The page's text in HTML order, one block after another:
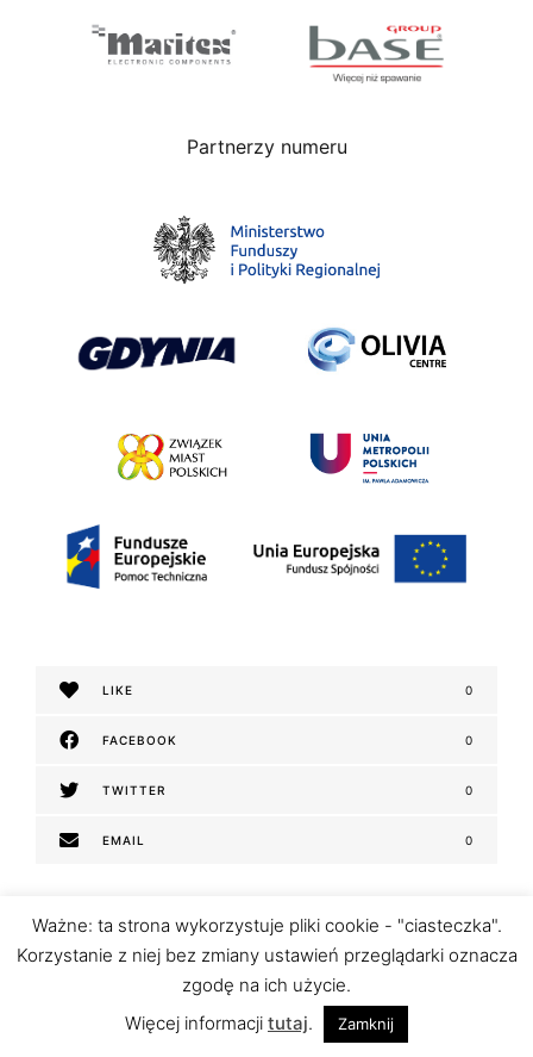
Partnerzy numeru
LIKE 0
FACEBOOK 0
TWITTER 0
EMAIL 0
Ważne: ta strona wykorzystuje pliki cookie - "ciasteczka".
Korzystanie z niej bez zmiany ustawień przeglądarki oznacza
zgodę na ich użycie.
Więcej informacji tutaj. Zamknij